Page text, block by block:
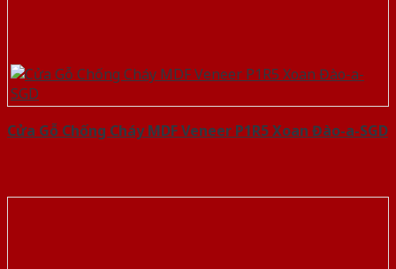
Cửa Gỗ Chống Cháy MDF Veneer P1R5 Xoan Đào-a-SGD